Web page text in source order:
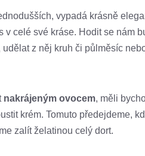
vypadá krásně
v celé své kráse. Hodit se nám
z něj kruh či půlměsíc
nakrájeným ovocem, měli
krém. Tomuto předejdeme,
zalít želatinou celý dort.